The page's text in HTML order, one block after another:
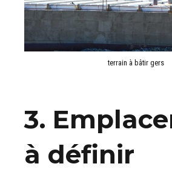
terrain à bâtir gers
3.
à définir